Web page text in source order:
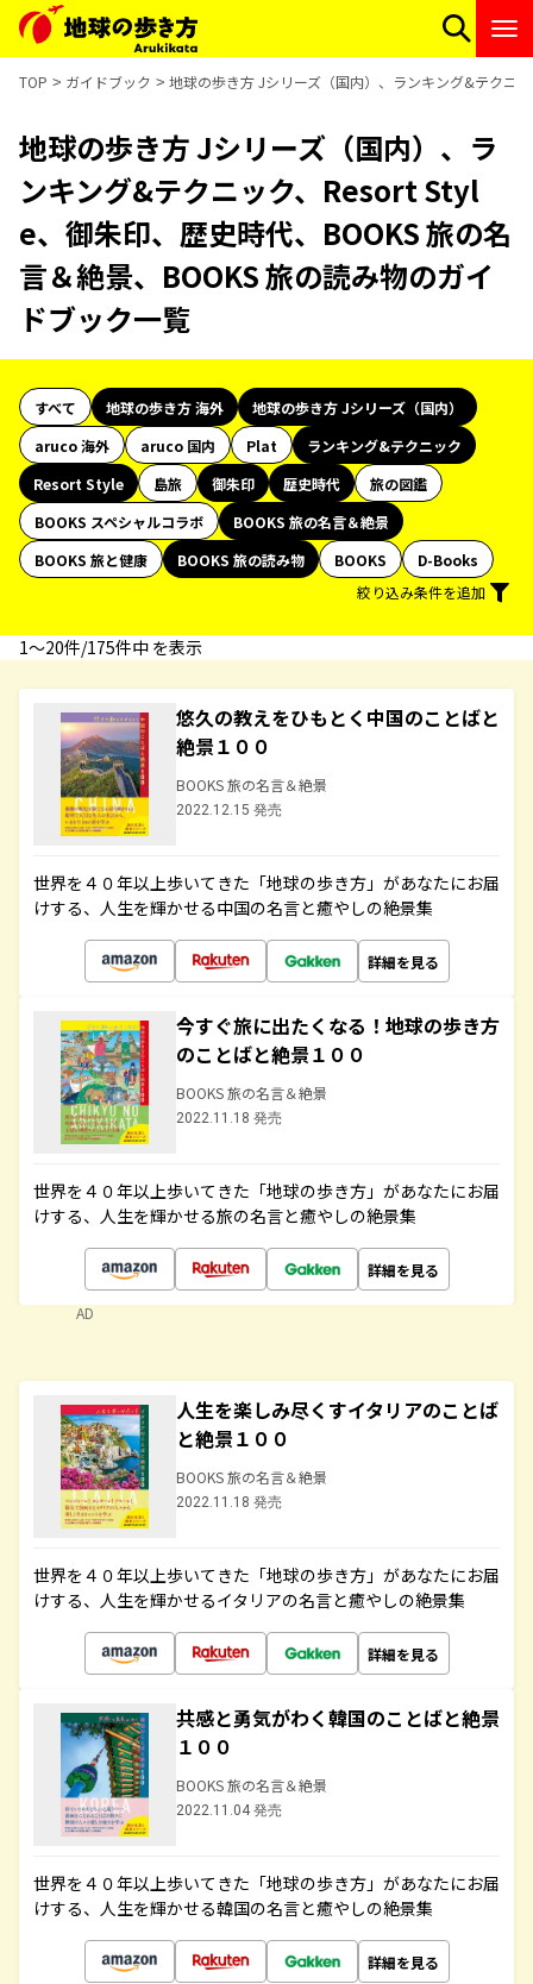
TOP ガイドブック 地球の歩き方 Jシリーズ（国内）、ランキング&テクニ
地球の歩き方 Jシリーズ（国内）、ラ
ンキング&テクニック、Resort Styl
e、御朱印、歴史時代、BOOKS 旅の名
言＆絶景、BOOKS 旅の読み物のガイ
ドブック一覧
すべて 地球の歩き方 海外
地球の歩き方 Jシリーズ（国内）
aruco 海外
aruco 国内 Plat
ランキング&テクニック
Resort Style
島旅 御朱印 歴史時代
旅の図鑑
BOOKS スペシャルコラボ
BOOKS 旅の名言＆絶景
BOOKS 旅と健康
BOOKS 旅の読み物 BOOKS
D-Books
絞り込み条件を追加
1〜20件/175件中 を表示
悠久の教えをひもとく中国のことばと
絶景１００
BOOKS 旅の名言＆絶景
2022.12.15 発売
世界を４０年以上歩いてきた「地球の歩き方」があなたにお届
けする、人生を輝かせる中国の名言と癒やしの絶景集
詳細を見る
今すぐ旅に出たくなる！地球の歩き方
のことばと絶景１００
BOOKS 旅の名言＆絶景
2022.11.18 発売
世界を４０年以上歩いてきた「地球の歩き方」があなたにお届
けする、人生を輝かせる旅の名言と癒やしの絶景集
詳細を見る
AD
人生を楽しみ尽くすイタリアのことば
と絶景１００
BOOKS 旅の名言＆絶景
2022.11.18 発売
世界を４０年以上歩いてきた「地球の歩き方」があなたにお届
けする、人生を輝かせるイタリアの名言と癒やしの絶景集
詳細を見る
共感と勇気がわく韓国のことばと絶景
１００
BOOKS 旅の名言＆絶景
2022.11.04 発売
世界を４０年以上歩いてきた「地球の歩き方」があなたにお届
けする、人生を輝かせる韓国の名言と癒やしの絶景集
詳細を見る